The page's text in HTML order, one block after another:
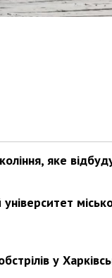
яке
у